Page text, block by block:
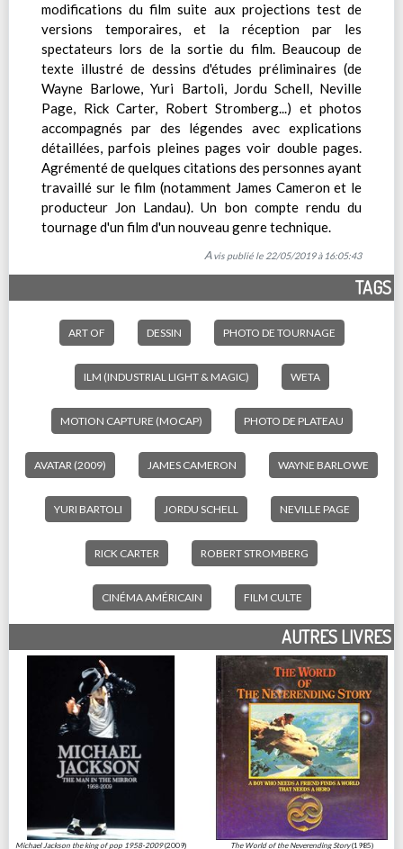
modifications du film suite aux projections test de
versions temporaires, et la réception par les
spectateurs lors de la sortie du film. Beaucoup de
texte illustré de dessins d'études préliminaires (de
Wayne Barlowe, Yuri Bartoli, Jordu Schell, Neville
Page, Rick Carter, Robert Stromberg...) et photos
accompagnés par des légendes avec explications
détaillées, parfois pleines pages voir double pages.
Agrémenté de quelques citations des personnes ayant
travaillé sur le film (notamment James Cameron et le
producteur Jon Landau). Un bon compte rendu du
tournage d'un film d'un nouveau genre technique.
Avis publié le 22/05/2019 à 16:05:43
TAGS
ART OF DESSIN PHOTO DE TOURNAGE
ILM (INDUSTRIAL LIGHT & MAGIC) WETA
MOTION CAPTURE (MOCAP) PHOTO DE PLATEAU
AVATAR (2009) JAMES CAMERON WAYNE BARLOWE
YURI BARTOLI JORDU SCHELL NEVILLE PAGE
RICK CARTER ROBERT STROMBERG
CINÉMA AMÉRICAIN FILM CULTE
AUTRES LIVRES
Michael Jackson the king of pop 1958-2009(2009) The World of the Neverending Story(1985)